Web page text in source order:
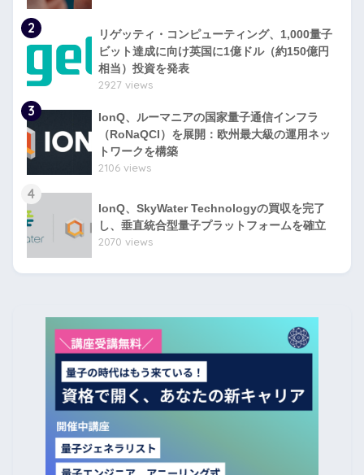
2
リゲッティ・コンピューティング、1,000量子
ビット達成に向け英国に1億ドル（約150億円
相当）投資を発表
2927 views
3
IonQ、ルーマニアの国家量子通信インフラ
（RoNaQCI）を展開：欧州最大級の運用ネッ
トワークを構築
2106 views
4
IonQ、SkyWater Technologyの買収を完了
し、垂直統合型量子プラットフォームを確立
2070 views